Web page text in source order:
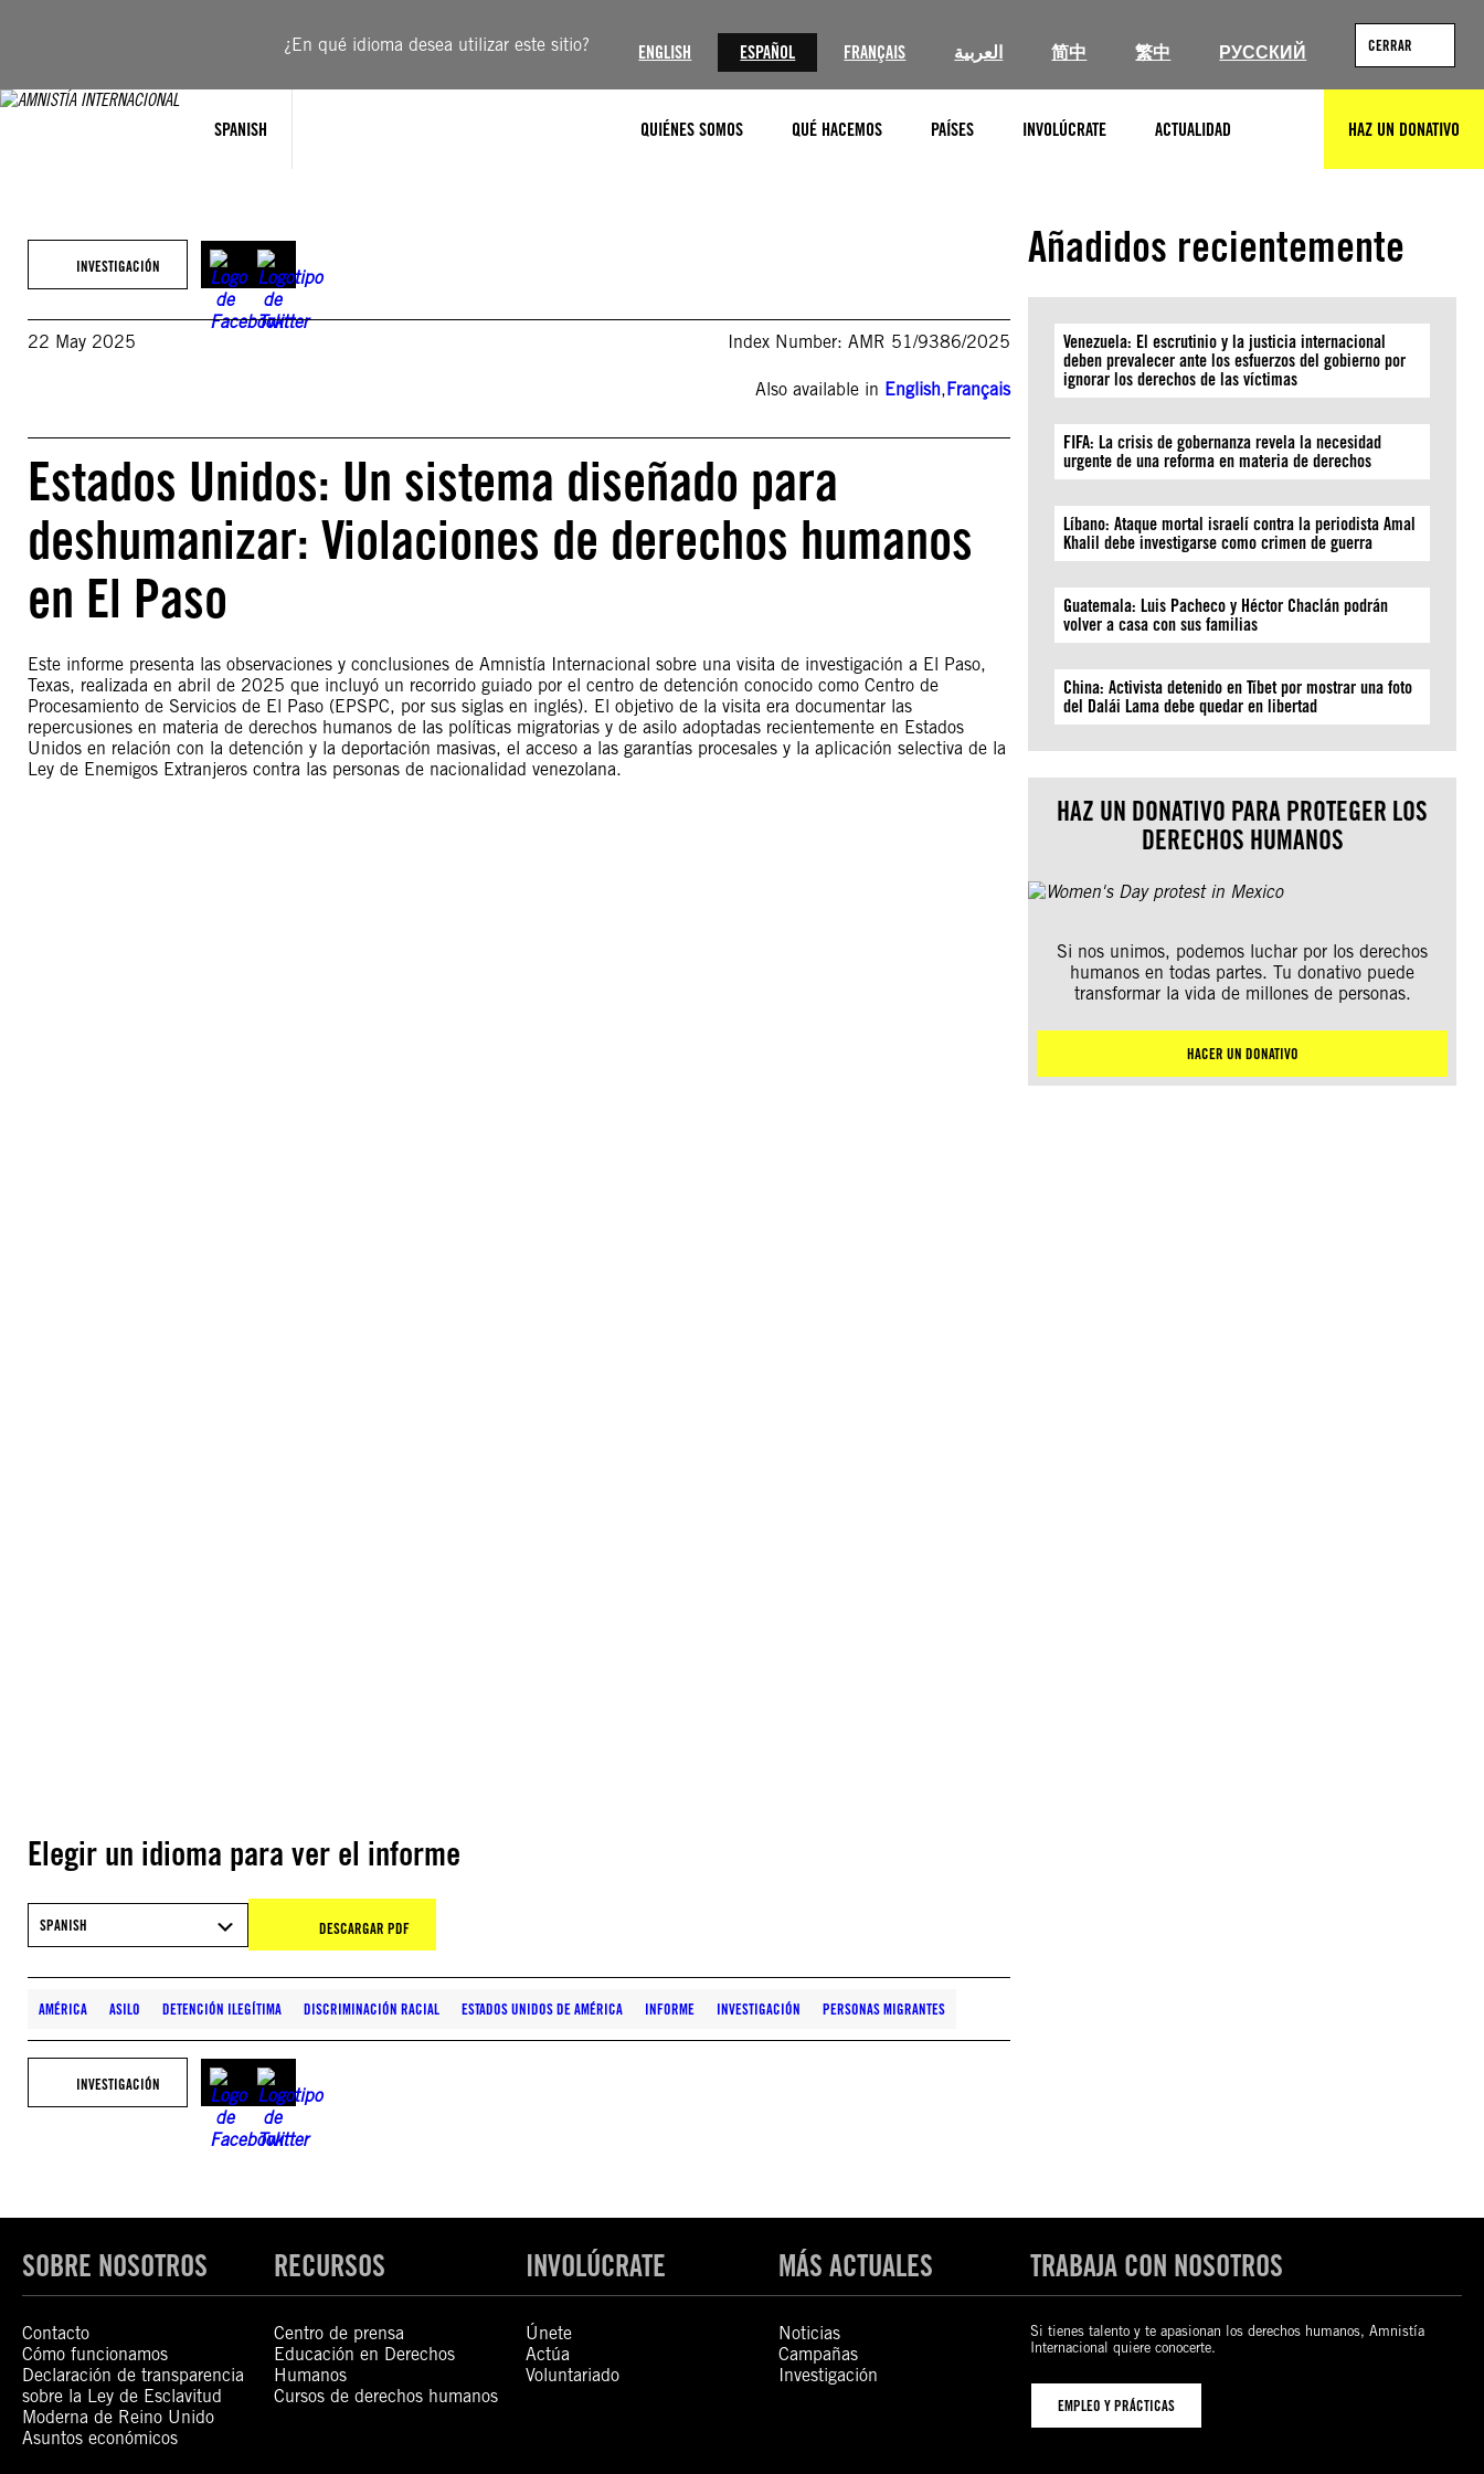
¿En qué idioma desea utilizar este sitio? ENGLISH ESPAÑOL FRANÇAIS العربية 简中 繁中 РУССКИЙ CERRAR
SPANISH QUIÉNES SOMOS QUÉ HACEMOS PAÍSES INVOLÚCRATE ACTUALIDAD HAZ UN DONATIVO
INVESTIGACIÓN
22 May 2025 Index Number: AMR 51/9386/2025
Also available in English,Français
Estados Unidos: Un sistema diseñado para
deshumanizar: Violaciones de derechos humanos
en El Paso
Este informe presenta las observaciones y conclusiones de Amnistía Internacional sobre una visita de investigación a El Paso,
Texas, realizada en abril de 2025 que incluyó un recorrido guiado por el centro de detención conocido como Centro de
Procesamiento de Servicios de El Paso (EPSPC, por sus siglas en inglés). El objetivo de la visita era documentar las
repercusiones en materia de derechos humanos de las políticas migratorias y de asilo adoptadas recientemente en Estados
Unidos en relación con la detención y la deportación masivas, el acceso a las garantías procesales y la aplicación selectiva de la
Ley de Enemigos Extranjeros contra las personas de nacionalidad venezolana.
Elegir un idioma para ver el informe
SPANISH DESCARGAR PDF
AMÉRICA ASILO DETENCIÓN ILEGÍTIMA DISCRIMINACIÓN RACIAL ESTADOS UNIDOS DE AMÉRICA INFORME INVESTIGACIÓN PERSONAS MIGRANTES
INVESTIGACIÓN
Añadidos recientemente
Venezuela: El escrutinio y la justicia internacional
deben prevalecer ante los esfuerzos del gobierno por
ignorar los derechos de las víctimas
FIFA: La crisis de gobernanza revela la necesidad
urgente de una reforma en materia de derechos
Líbano: Ataque mortal israelí contra la periodista Amal
Khalil debe investigarse como crimen de guerra
Guatemala: Luis Pacheco y Héctor Chaclán podrán
volver a casa con sus familias
China: Activista detenido en Tíbet por mostrar una foto
del Dalái Lama debe quedar en libertad
HAZ UN DONATIVO PARA PROTEGER LOS
DERECHOS HUMANOS
Si nos unimos, podemos luchar por los derechos
humanos en todas partes. Tu donativo puede
transformar la vida de millones de personas.
HACER UN DONATIVO
SOBRE NOSOTROS
Contacto
Cómo funcionamos
Declaración de transparencia
sobre la Ley de Esclavitud
Moderna de Reino Unido
Asuntos económicos
RECURSOS
Centro de prensa
Educación en Derechos
Humanos
Cursos de derechos humanos
INVOLÚCRATE
Únete
Actúa
Voluntariado
MÁS ACTUALES
Noticias
Campañas
Investigación
TRABAJA CON NOSOTROS
Si tienes talento y te apasionan los derechos humanos, Amnistía
Internacional quiere conocerte.
EMPLEO Y PRÁCTICAS